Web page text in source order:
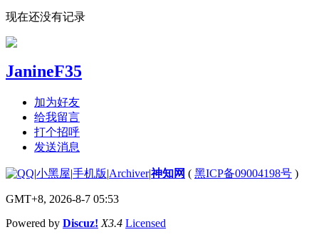
现在还没有记录
JanineF35
加为好友
给我留言
打个招呼
发送消息
|小黑屋|手机版|Archiver|神知网 ( 黑ICP备09004198号 )
GMT+8, 2026-8-7 05:53
Powered by Discuz! X3.4 Licensed